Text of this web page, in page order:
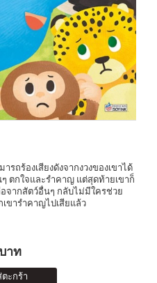
ถร้องเสียงดังจากงวงของเขาได้
ๆ ตกใจและรำคาญ แต่สุดท้ายเขาก็
จากสัตว์อื่นๆ กลับไม่มีใครช่วย
ขารำคาญไปเสียแล้ว
าท
ะกร้า